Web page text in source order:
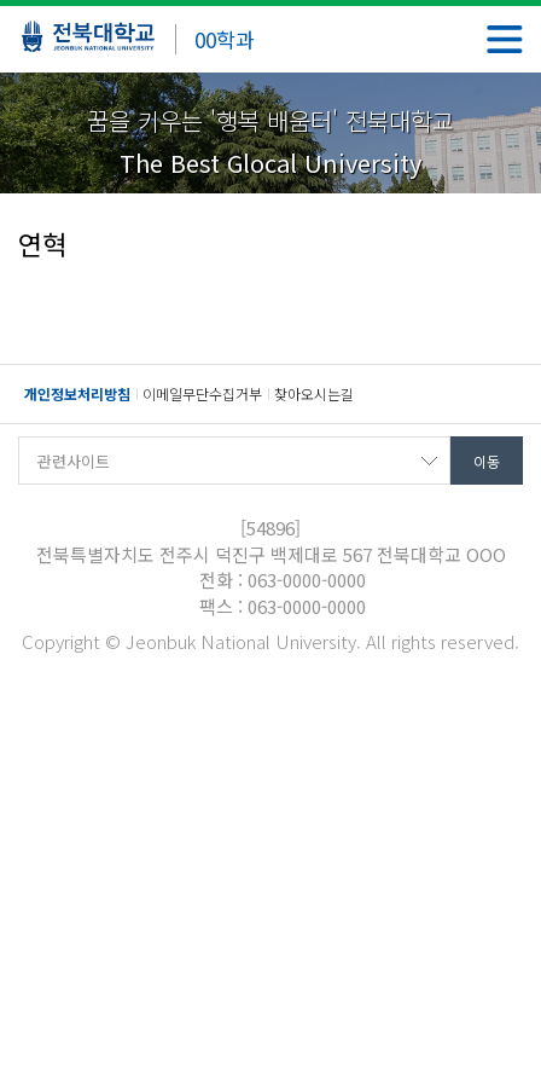
00학과
꿈을 키우는 '행복 배움터' 전북대학교
The Best Glocal University
연혁
개인정보처리방침 이메일무단수집거부 찾아오시는길
[54896]
전북특별자치도 전주시 덕진구 백제대로 567 전북대학교 OOO
전화 : 063-0000-0000
팩스 : 063-0000-0000
Copyright © Jeonbuk National University. All rights reserved.